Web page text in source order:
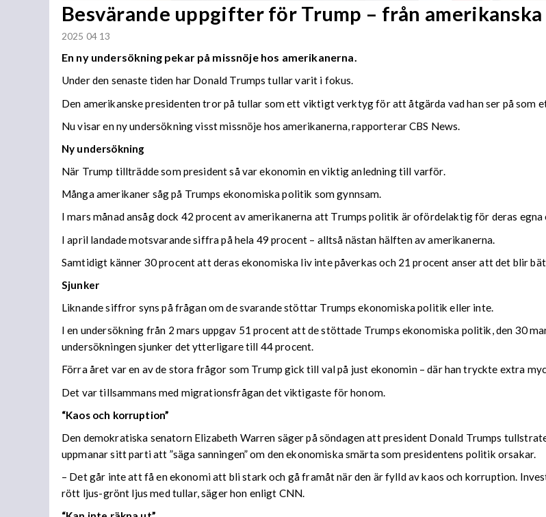
Besvärande uppgifter för Trump – från
2025 04 13
En ny undersökning pekar på missnöje hos amerikanerna.
Under den senaste tiden har Donald Trumps tullar varit i fokus.
Den amerikanske presidenten tror på tullar som ett viktigt verktyg för att åtgärda vad han ser på som
Nu visar en ny undersökning visst missnöje hos amerikanerna, rapporterar CBS News.
Ny undersökning
När Trump tillträdde som president så var ekonomin en viktig anledning till varför.
Många amerikaner såg på Trumps ekonomiska politik som gynnsam.
I mars månad ansåg dock 42 procent av amerikanerna att Trumps politik är ofördelaktig för deras egna
I april landade motsvarande siffra på hela 49 procent – alltså nästan hälften av amerikanerna.
Samtidigt känner 30 procent att deras ekonomiska liv inte påverkas och 21 procent anser att det blir
Sjunker
Liknande siffror syns på frågan om de svarande stöttar Trumps ekonomiska politik eller inte.
I en undersökning från 2 mars uppgav 51 procent att de stöttade Trumps ekonomiska politik, den 30
undersökningen sjunker det ytterligare till 44 procent.
Förra året var en av de stora frågor som Trump gick till val på just ekonomin – där han tryckte extra
Det var tillsammans med migrationsfrågan det viktigaste för honom.
“Kaos och korruption”
Den demokratiska senatorn Elizabeth Warren säger på söndagen att president Donald Trumps
uppmanar sitt parti att ”säga sanningen” om den ekonomiska smärta som presidentens politik orsakar.
– Det går inte att få en ekonomi att bli stark och gå framåt när den är fylld av kaos och korruption.
rött ljus-grönt ljus med tullar, säger hon enligt CNN.